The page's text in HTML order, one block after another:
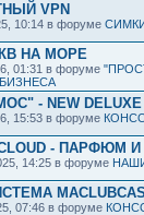
VPN
10:14 в форуме
НА МОРЕ
01:31 в форуме
- NEW DELUXE
15:53 в форуме
- ПАРФЮМ
14:25 в форуме
07:46 в форуме